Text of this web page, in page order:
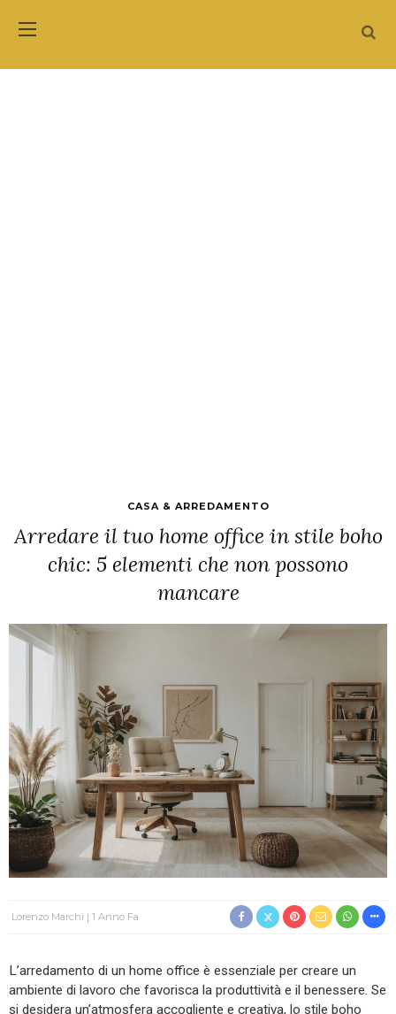
CASA & ARREDAMENTO
Arredare il tuo home office in stile boho
chic: 5 elementi che non possono
mancare
Lorenzo Marchi 1 Anno Fa
L’arredamento di un home office è essenziale per creare un
ambiente di lavoro che favorisca la produttività e il benessere. Se
si desidera un’atmosfera accogliente e creativa, lo stile boho